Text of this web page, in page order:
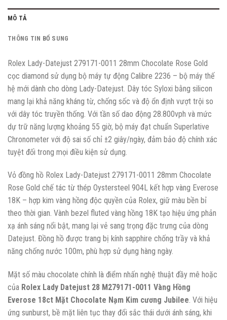
MÔ TẢ
THÔNG TIN BỔ SUNG
Rolex Lady-Datejust 279171-0011 28mm Chocolate Rose Gold
cọc diamond sử dụng bộ máy tự động Calibre 2236 – bộ máy thế
hệ mới dành cho dòng Lady-Datejust. Dây tóc Syloxi bằng silicon
mang lại khả năng kháng từ, chống sốc và độ ổn định vượt trội so
với dây tóc truyền thống. Với tần số dao động 28.800vph và mức
dự trữ năng lượng khoảng 55 giờ, bộ máy đạt chuẩn Superlative
Chronometer với độ sai số chỉ ±2 giây/ngày, đảm bảo độ chính xác
tuyệt đối trong mọi điều kiện sử dụng.
Vỏ đồng hồ Rolex Lady-Datejust 279171-0011 28mm Chocolate
Rose Gold chế tác từ thép Oystersteel 904L kết hợp vàng Everose
18K – hợp kim vàng hồng độc quyền của Rolex, giữ màu bền bỉ
theo thời gian. Vành bezel fluted vàng hồng 18K tạo hiệu ứng phản
xạ ánh sáng nổi bật, mang lại vẻ sang trọng đặc trưng của dòng
Datejust. Đồng hồ được trang bị kính sapphire chống trầy và khả
năng chống nước 100m, phù hợp sử dụng hàng ngày.
Mặt số màu chocolate chính là điểm nhấn nghệ thuật đầy mê hoặc
của Rolex Lady Datejust 28 M279171-0011 Vàng Hồng
Everose 18ct Mặt Chocolate Nạm Kim cương Jubilee. Với hiệu
ứng sunburst, bề mặt liên tục thay đổi sắc thái dưới ánh sáng, khi